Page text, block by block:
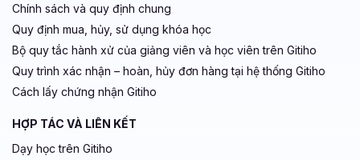
Chính sách và quy định chung
Quy định mua, hủy, sử dụng khóa học
Bộ quy tắc hành xử của giảng viên và học viên trên Gitiho
Quy trình xác nhận – hoàn, hủy đơn hàng tại hệ thống Gitiho
Cách lấy chứng nhận Gitiho
HỢP TÁC VÀ LIÊN KẾT
Dạy học trên Gitiho